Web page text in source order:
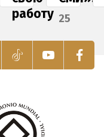
работу
посетителей.
17
25
2025